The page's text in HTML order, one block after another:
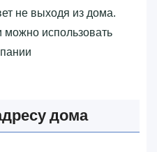
не выходя из дома.
можно использовать
дома